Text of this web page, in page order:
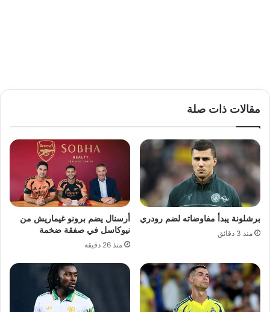
مقالات ذات صلة
برشلونة يبدأ مفاوضاته لضم رودري
منذ 3 دقائق
أرسنال يضم برونو غيماريش من
نيوكاسل في صفقة ضخمة
منذ 26 دقيقة